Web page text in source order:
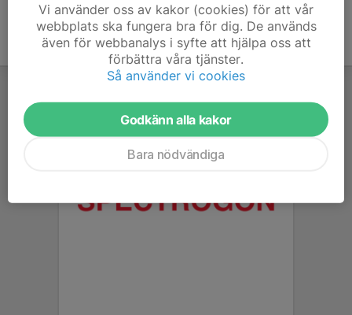
Vi använder oss av kakor (cookies) för att vår
webbplats ska fungera bra för dig. De används
även för webbanalys i syfte att hjälpa oss att
förbättra våra tjänster.
Så använder vi cookies
Godkänn alla kakor
Bara nödvändiga